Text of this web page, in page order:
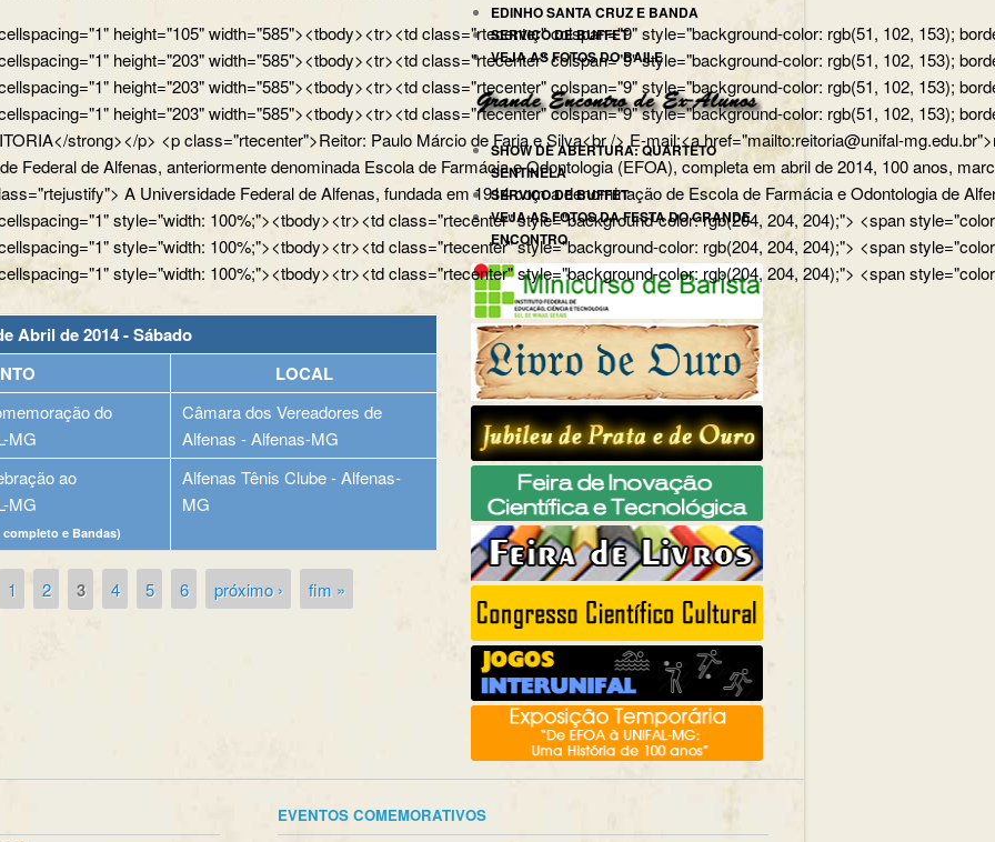
height="105" width="585"><tbody><tr><td class="rtecenter" colspan="9" style="background-color: rgb(51, 102, 153);
height="203" width="585"><tbody><tr><td class="rtecenter" colspan="9" style="background-color: rgb(51, 102, 153);
height="203" width="585"><tbody><tr><td class="rtecenter" colspan="9" style="background-color: rgb(51, 102, 153);
height="203" width="585"><tbody><tr><td class="rtecenter" colspan="9" style="background-color: rgb(51, 102, 153);
strong></p> <p class="rtecenter">Reitor: Paulo Márcio de Faria e Silva<br /> E-mail:<a href="mailto:reitoria@unifal-
Federal de Alfenas, anteriormente denominada Escola de Farmácia e Odontologia (EFOA), completa em abril de 2014, 100 anos,
A Universidade Federal de Alfenas, fundada em 1914 com a denominação de Escola de Farmácia e Odontologia
style="width: 100%;"><tbody><tr><td class="rtecenter" style="background-color: rgb(204, 204, 204);"> <span
style="width: 100%;"><tbody><tr><td class="rtecenter" style="background-color: rgb(204, 204, 204);"> <span
style="width: 100%;"><tbody><tr><td class="rtecenter" style="background-color: rgb(204, 204, 204);"> <span
Abril de 2014 - Sábado
LOCAL
do
MG
Câmara dos Vereadores de
Alfenas - Alfenas-MG
ao
MG
e Bandas)
Alfenas Tênis Clube - Alfenas-
MG
1 2 3 4 5 6 próximo › fim »
EDINHO SANTA CRUZ E BANDA
SERVIÇO DE BUFFET
VEJA AS FOTOS DO BAILE
SHOW DE ABERTURA: QUARTETO
SENTINELA
SERVIÇO DE BUFFET
VEJA AS FOTOS DA FESTA DO GRANDE
ENCONTRO
EVENTOS COMEMORATIVOS